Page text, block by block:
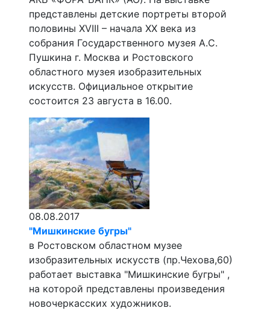
представлены детские портреты второй
половины XVIII – начала XX века из
собрания Государственного музея А.С.
Пушкина г. Москва и Ростовского
областного музея изобразительных
искусств. Официальное открытие
состоится 23 августа в 16.00.
08.08.2017
"Мишкинские бугры"
в Ростовском областном музее
изобразительных искусств (пр.Чехова,60)
работает выставка "Мишкинские бугры" ,
на которой представлены произведения
новочеркасских художников.